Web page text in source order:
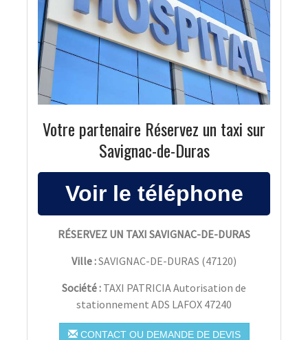
Votre partenaire Réservez un taxi sur
Savignac-de-Duras
RÉSERVEZ UN TAXI SAVIGNAC-DE-DURAS
Ville :SAVIGNAC-DE-DURAS (47120)
Société : TAXI PATRICIA Autorisation de
stationnement ADS LAFOX 47240
CONTACT OU DEMANDE DE DEVIS